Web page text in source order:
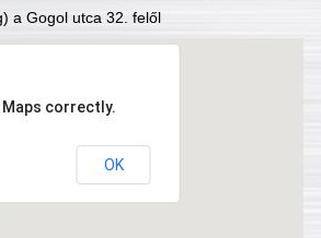
a Gogol utca 32. felől
Maps correctly.
OK